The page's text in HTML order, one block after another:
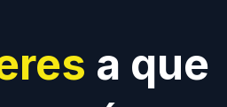
a que